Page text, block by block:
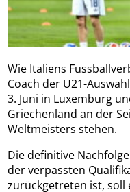
Wie Italiens
Coach der U21-
3. Juni in Luxemburg
Griechenland an der
Weltmeisters stehen.
Die definitive
der verpassten
zurückgetreten ist, soll